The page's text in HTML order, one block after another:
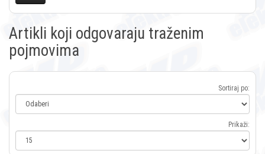
Artikli koji odgovaraju traženim
pojmovima
Sortiraj po:
Prikaži: